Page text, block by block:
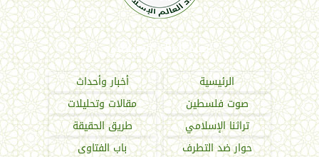
اتحاد العالم الإسلامي
الرئيسية
أخبار وأحداث
صوت فلسطين
مقالات وتحليلات
تراثنا الإسلامي
طريق الحقيقة
حوار ضد التطرف
باب الفتاوى